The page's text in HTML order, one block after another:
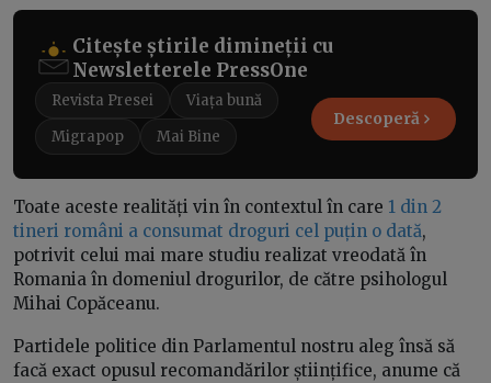
Citește știrile dimineții cu
Newsletterele PressOne
Revista Presei
Viața bună
Migrapop
Mai Bine
Descoperă
Toate aceste realități vin în contextul în care 1 din 2
tineri români a consumat droguri cel puțin o dată,
potrivit celui mai mare studiu realizat vreodată în
Romania în domeniul drogurilor, de către psihologul
Mihai Copăceanu.
Partidele politice din Parlamentul nostru aleg însă să
facă exact opusul recomandărilor științifice, anume că